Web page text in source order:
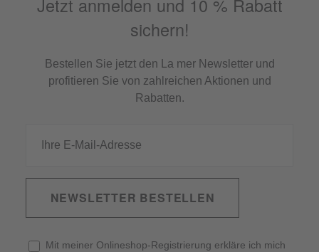
Jetzt anmelden und 10 % Rabatt
sichern!
Bestellen Sie jetzt den La mer Newsletter und
profitieren Sie von zahlreichen Aktionen und
Rabatten.
NEWSLETTER BESTELLEN
Mit meiner Onlineshop-Registrierung erkläre ich mich